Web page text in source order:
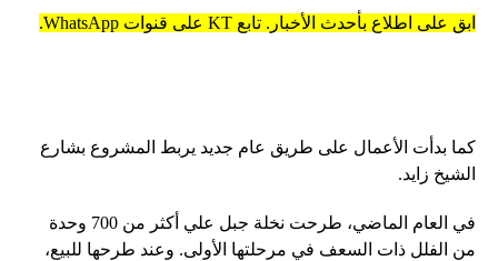
ابق على اطلاع بأحدث الأخبار. تابع KT على قنوات WhatsApp.
كما بدأت الأعمال على طريق عام جديد يربط المشروع بشارع
الشيخ زايد.
في العام الماضي، طرحت نخلة جبل علي أكثر من 700 وحدة
من الفلل ذات السعف في مرحلتها الأولى. وعند طرحها للبيع،